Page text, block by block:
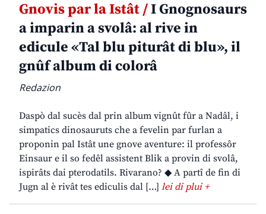
Gnovis par la Istât /I Gnognosaurs
a imparin a svolâ: al rive in
edicule «Tal blu piturât di blu», il
gnûf album di colorâ
Redazion
Daspò dal sucès dal prin album vignût fûr a Nadâl, i
simpatics dinosauruts che a fevelin par furlan a
proponin pal Istât une gnove aventure: il professôr
Einsaur e il so fedêl assistent Blik a provin di svolâ,
ispirâts dai pterodatils. Rivarano? ◆ A partî de fin di
Jugn al è rivât tes ediculis dal […] lei di plui +